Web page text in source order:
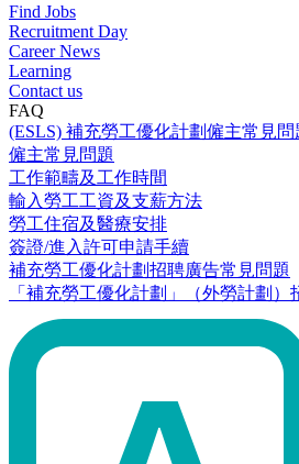
Find Jobs
Recruitment Day
Career News
Learning
Contact us
FAQ
(ESLS) 補充勞工優化計劃僱主常見問
僱主常見問題
工作範疇及工作時間
輸入勞工工資及支薪方法
勞工住宿及醫療安排
簽證/進入許可申請手續
補充勞工優化計劃招聘廣告常見問題
「補充勞工優化計劃」（外勞計劃）